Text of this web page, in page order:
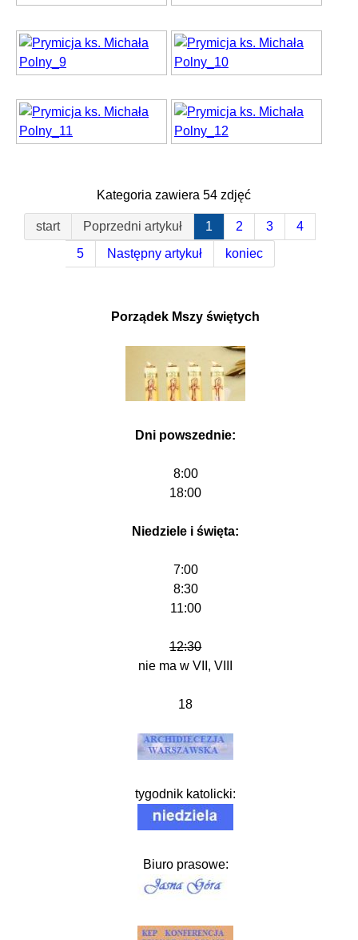
Kategoria zawiera 54 zdjęć
start Poprzedni artykuł 1 2 3
4
5
Następny artykuł koniec
Porządek Mszy świętych
Dni powszednie:
8:00
18:00
Niedziele i święta:
7:00
8:30
11:00
12:30
nie ma w VII, VIII
18
tygodnik katolicki:
Biuro prasowe: